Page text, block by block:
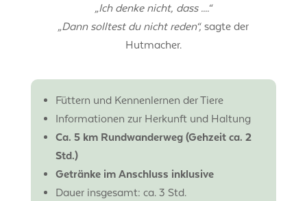
„Ich denke nicht, dass ....“
„Dann solltest du nicht reden“,sagte der
Hutmacher.
Füttern und Kennenlernen der Tiere
Informationen zur Herkunft und Haltung
Ca. 5 km Rundwanderweg (Gehzeit ca. 2
Std.)
Getränke im Anschluss inklusive
Dauer insgesamt: ca. 3 Std.